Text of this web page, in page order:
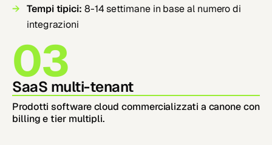
Tempi tipici: 8-14 settimane in base al numero di
integrazioni
03
SaaS multi-tenant
Prodotti software cloud commercializzati a canone con
billing e tier multipli.